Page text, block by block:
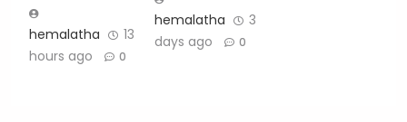
hemalatha
13
hours ago
0
hemalatha
3
days ago
0